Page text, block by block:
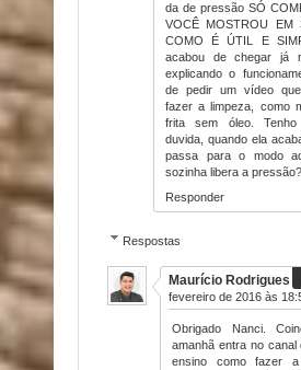
da de pressão SÓ
VOCÊ MOSTROU EM
COMO É ÚTIL E
acabou de chegar já
explicando o
de pedir um vídeo
fazer a limpeza, como
frita sem óleo. Tenho
duvida, quando ela
passa para o modo
sozinha libera a
Responder
Respostas
Maurício Rodrigues
fevereiro de 2016 às
Obrigado Nanci.
amanhã entra no canal
ensino como fazer